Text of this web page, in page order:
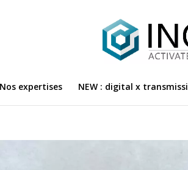
Nos expertises NEW : digital x